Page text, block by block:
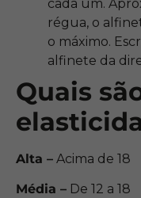
cada um.
régua, o
o máximo.
alfinete da
Quais
Alta – Acima de 18
Média – De 12 a 18